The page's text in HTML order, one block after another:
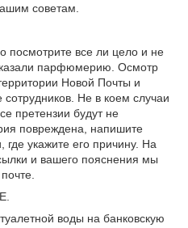
советам.
посмотрите все ли цело и не
парфюмерию. Осмотр
Новой Почты и
сотрудников. Не в коем случаи
претензии будут не
повреждена, напишите
где укажите его причину. На
и вашего пояснения мы
воды на банковскую